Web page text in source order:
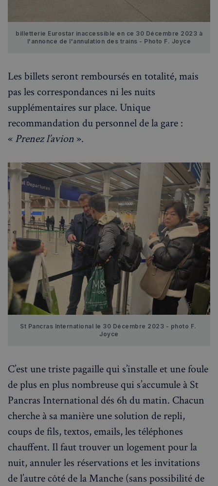
billetterie Eurostar inaccessible en ce 30 Décembre 2023 à
l'annonce de l'annulation des trains - Photo F. Joyce
Les billets seront remboursés en totalité, mais
pas les correspondances ni les nuits
supplémentaires sur place. Unique
recommandation du personnel de la gare :
« Prenez l’avion».
St Pancras International le 30 Décembre 2023 - photo F.
Joyce
C’est une triste pagaille qui s’installe et une foule
de plus en plus nombreuse qui s’accumule à St
Pancras International dés 6h du matin. Chacun
cherche à sa manière une solution de repli,
coups de fils, textos, emails, les téléphones
chauffent. Il faut trouver un logement pour la
nuit, annuler les réservations et les invitations
de l’autre côté de la Manche (sans possibilité de